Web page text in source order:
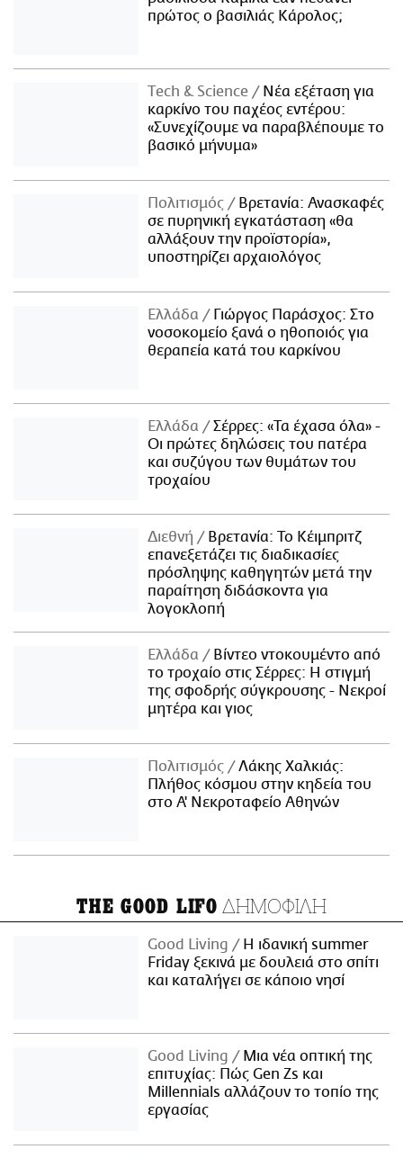
πρώτος ο βασιλιάς Κάρολος;
Τech & Science
Νέα εξέταση για
καρκίνο του παχέος εντέρου:
«Συνεχίζουμε να παραβλέπουμε το
βασικό μήνυμα»
Πολιτισμός
Βρετανία: Ανασκαφές
σε πυρηνική εγκατάσταση «θα
αλλάξουν την προϊστορία»,
υποστηρίζει αρχαιολόγος
Ελλάδα
Γιώργος Παράσχος: Στο
νοσοκομείο ξανά ο ηθοποιός για
θεραπεία κατά του καρκίνου
Ελλάδα
Σέρρες: «Τα έχασα όλα» -
Οι πρώτες δηλώσεις του πατέρα
και συζύγου των θυμάτων του
τροχαίου
Διεθνή
Βρετανία: Το Κέιμπριτζ
επανεξετάζει τις διαδικασίες
πρόσληψης καθηγητών μετά την
παραίτηση διδάσκοντα για
λογοκλοπή
Ελλάδα
Βίντεο ντοκουμέντο από
το τροχαίο στις Σέρρες: Η στιγμή
της σφοδρής σύγκρουσης - Νεκροί
μητέρα και γιος
Πολιτισμός
Λάκης Χαλκιάς:
Πλήθος κόσμου στην κηδεία του
στο Α' Νεκροταφείο Αθηνών
THE GOOD LIFO ΔΗΜΟΦΙΛΗ
Good Living
Η ιδανική summer
Friday ξεκινά με δουλειά στο σπίτι
και καταλήγει σε κάποιο νησί
Good Living
Μια νέα οπτική της
επιτυχίας: Πώς Gen Zs και
Millennials αλλάζουν το τοπίο της
εργασίας